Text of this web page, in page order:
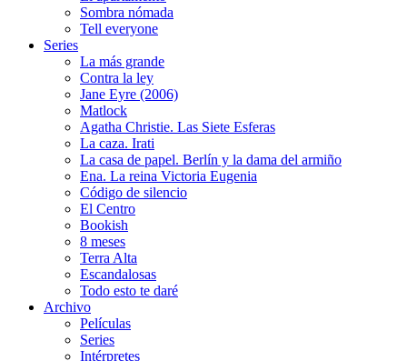
Sombra nómada
Tell everyone
Series
La más grande
Contra la ley
Jane Eyre (2006)
Matlock
Agatha Christie. Las Siete Esferas
La caza. Irati
La casa de papel. Berlín y la dama del armiño
Ena. La reina Victoria Eugenia
Código de silencio
El Centro
Bookish
8 meses
Terra Alta
Escandalosas
Todo esto te daré
Archivo
Películas
Series
Intérpretes